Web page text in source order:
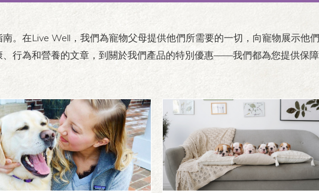
。在Live Well，我們為寵物父母提供他們所需要的一切，向寵物展示
、行為和營養的文章，到關於我們產品的特別優惠——我們都為您提供保障